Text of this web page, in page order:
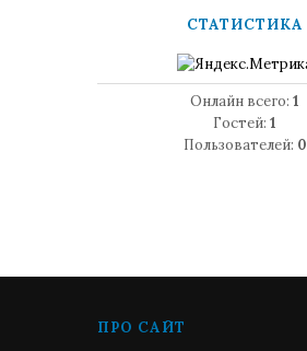
СТАТИСТИКА
Онлайн всего: 1
Гостей: 1
Пользователей: 0
ПРО САЙТ